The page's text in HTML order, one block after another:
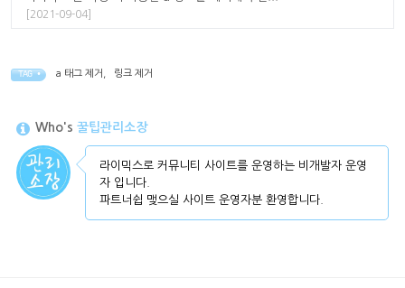
[2021-09-04]
TAG • a 태그 제거 링크 제거
Who's 꿀팁관리소장
라이믹스로 커뮤니티 사이트를 운영하는 비개발자 운영
자 입니다.
파트너쉽 맺으실 사이트 운영자분 환영합니다.